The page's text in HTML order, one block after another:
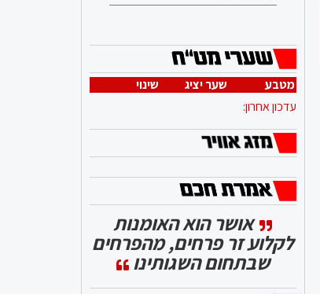
מטבע שער יציג
שינוי
עדכון אחרון:
אושר הוא האומנות
לקלוע זר פרחים, מהפרחים
שבתחום השגותינו